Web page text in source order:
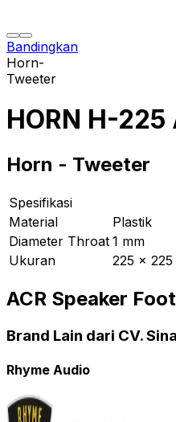
Bandingkan
Horn-
Tweeter
HORN H-225
Horn - Tweeter
Spesifikasi
Material
Plastik
Diameter Throat 1 mm
Ukuran
225 x 225
ACR Speaker
Brand Lain dari CV.
Rhyme Audio